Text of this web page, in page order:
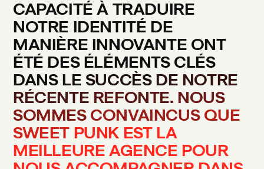
CAPACITÉ À TRADUIRE
NOTRE IDENTITÉ DE
MANIÈRE INNOVANTE ONT
ÉTÉ DES ÉLÉMENTS CLÉS
DANS LE SUCCÈS DE NOTRE
RÉCENTE REFONTE. NOUS
SOMMES CONVAINCUS QUE
SWEET PUNK EST LA
MEILLEURE AGENCE POUR